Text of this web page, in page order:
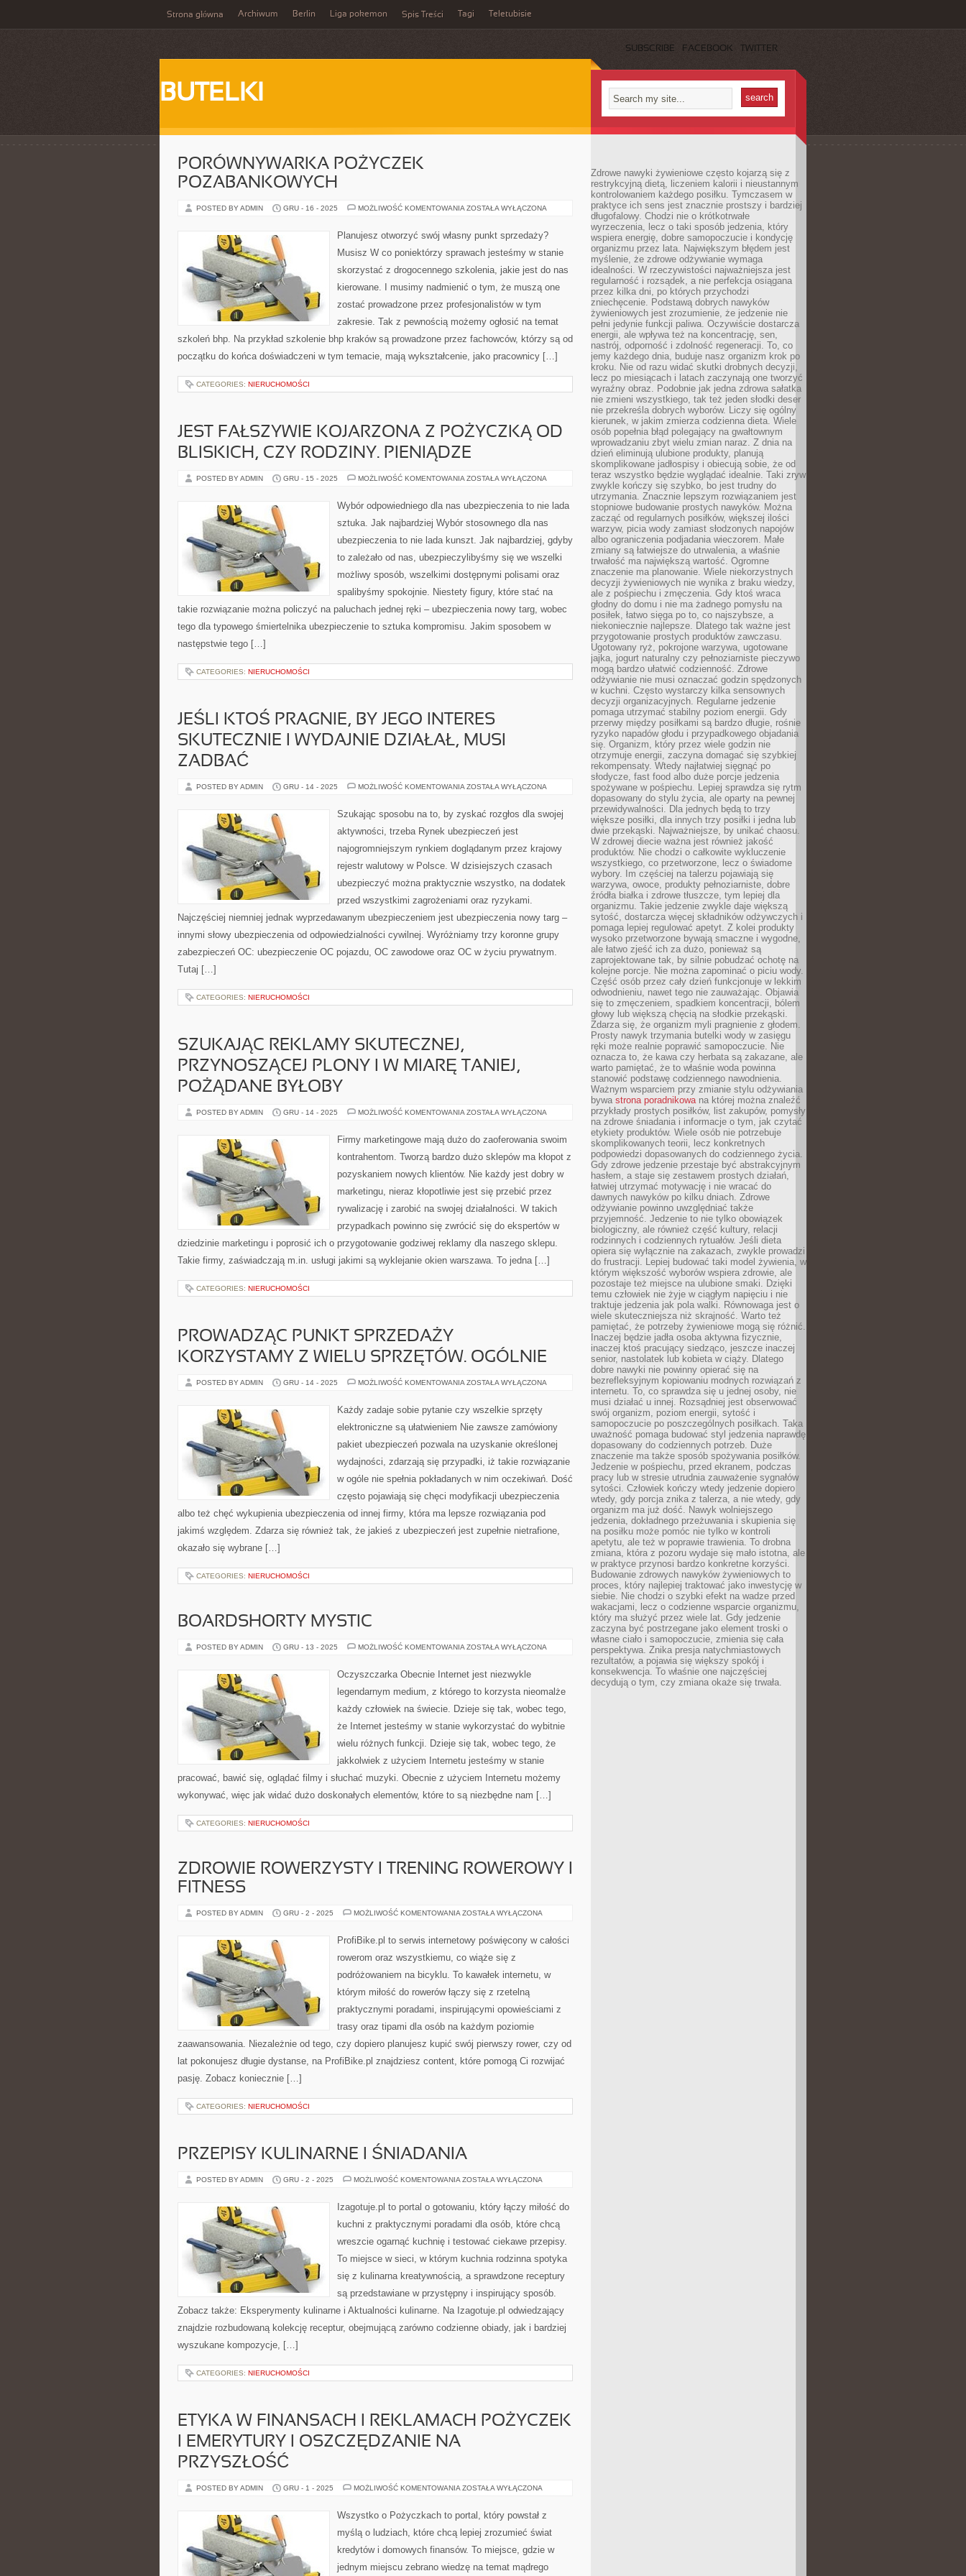
Strona główna Archiwum Berlin Liga pokemon Spis Treści Tagi Teletubisie
SUBSCRIBE FACEBOOK TWITTER
BUTELKI
PORÓWNYWARKA POŻYCZEK
POZABANKOWYCH
POSTED BY ADMIN GRU - 16 - 2025 MOŻLIWOŚĆ KOMENTOWANIA PORÓWNYWARKA
ZOSTAŁA WYŁĄCZONA
Planujesz otworzyć swój własny punkt sprzedaży?
Musisz W co poniektórzy sprawach jesteśmy w stanie
skorzystać z drogocennego szkolenia, jakie jest do nas
kierowane. I musimy nadmienić o tym, że muszą one
zostać prowadzone przez profesjonalistów w tym
zakresie. Tak z pewnością możemy ogłosić na temat
szkoleń bhp. Na przykład szkolenie bhp kraków są prowadzone przez fachowców, którzy są od
początku do końca doświadczeni w tym temacie, mają wykształcenie, jako pracownicy […]
CATEGORIES: NIERUCHOMOŚCI
JEST FAŁSZYWIE KOJARZONA Z POŻYCZKĄ OD
BLISKICH, CZY RODZINY. PIENIĄDZE
POSTED BY ADMIN GRU - 15 - 2025 MOŻLIWOŚĆ KOMENTOWANIA JEST
Z
POŻYCZKĄ
BLISKICH,
RODZINY.
ZOSTAŁA WYŁĄCZONA
Wybór odpowiedniego dla nas ubezpieczenia to nie lada
sztuka. Jak najbardziej Wybór stosownego dla nas
ubezpieczenia to nie lada kunszt. Jak najbardziej, gdyby
to zależało od nas, ubezpieczylibyśmy się we wszelki
możliwy sposób, wszelkimi dostępnymi polisami oraz
spalibyśmy spokojnie. Niestety figury, które stać na
takie rozwiązanie można policzyć na paluchach jednej ręki – ubezpieczenia nowy targ, wobec
tego dla typowego śmiertelnika ubezpieczenie to sztuka kompromisu. Jakim sposobem w
następstwie tego […]
CATEGORIES: NIERUCHOMOŚCI
JEŚLI KTOŚ PRAGNIE, BY JEGO INTERES
SKUTECZNIE I WYDAJNIE DZIAŁAŁ, MUSI
ZADBAĆ
POSTED BY ADMIN GRU - 14 - 2025 MOŻLIWOŚĆ KOMENTOWANIA JEŚLI
BY
JEGO
SKUTECZNIE
WYDAJNIE
MUSI
ZADBAĆ
ZOSTAŁA WYŁĄCZONA
Szukając sposobu na to, by zyskać rozgłos dla swojej
aktywności, trzeba Rynek ubezpieczeń jest
najogromniejszym rynkiem doglądanym przez krajowy
rejestr walutowy w Polsce. W dzisiejszych czasach
ubezpieczyć można praktycznie wszystko, na dodatek
przed wszystkimi zagrożeniami oraz ryzykami.
Najczęściej niemniej jednak wyprzedawanym ubezpieczeniem jest ubezpieczenia nowy targ –
innymi słowy ubezpieczenia od odpowiedzialności cywilnej. Wyróżniamy trzy koronne grupy
zabezpieczeń OC: ubezpieczenie OC pojazdu, OC zawodowe oraz OC w życiu prywatnym.
Tutaj […]
CATEGORIES: NIERUCHOMOŚCI
SZUKAJĄC REKLAMY SKUTECZNEJ,
PRZYNOSZĄCEJ PLONY I W MIARĘ TANIEJ,
POŻĄDANE BYŁOBY
POSTED BY ADMIN GRU - 14 - 2025 MOŻLIWOŚĆ KOMENTOWANIA SZUKAJĄC
PRZYNOSZĄCEJ
PLONY
W
TANIEJ,
BYŁOBY
ZOSTAŁA WYŁĄCZONA
Firmy marketingowe mają dużo do zaoferowania swoim
kontrahentom. Tworzą bardzo dużo sklepów ma kłopot z
pozyskaniem nowych klientów. Nie każdy jest dobry w
marketingu, nieraz kłopotliwie jest się przebić przez
rywalizację i zarobić na swojej działalności. W takich
przypadkach powinno się zwrócić się do ekspertów w
dziedzinie marketingu i poprosić ich o przygotowanie godziwej reklamy dla naszego sklepu.
Takie firmy, zaświadczają m.in. usługi jakimi są wyklejanie okien warszawa. To jedna […]
CATEGORIES: NIERUCHOMOŚCI
PROWADZĄC PUNKT SPRZEDAŻY
KORZYSTAMY Z WIELU SPRZĘTÓW. OGÓLNIE
POSTED BY ADMIN GRU - 14 - 2025 MOŻLIWOŚĆ KOMENTOWANIA PROWADZĄC
KORZYSTAMY
Z
SPRZĘTÓW.
ZOSTAŁA WYŁĄCZONA
Każdy zadaje sobie pytanie czy wszelkie sprzęty
elektroniczne są ułatwieniem Nie zawsze zamówiony
pakiet ubezpieczeń pozwala na uzyskanie określonej
wydajności, zdarzają się przypadki, iż takie rozwiązanie
w ogóle nie spełnia pokładanych w nim oczekiwań. Dość
często pojawiają się chęci modyfikacji ubezpieczenia
albo też chęć wykupienia ubezpieczenia od innej firmy, która ma lepsze rozwiązania pod
jakimś względem. Zdarza się również tak, że jakieś z ubezpieczeń jest zupełnie nietrafione,
okazało się wybrane […]
CATEGORIES: NIERUCHOMOŚCI
BOARDSHORTY MYSTIC
POSTED BY ADMIN GRU - 13 - 2025 MOŻLIWOŚĆ KOMENTOWANIA BOARDSHORTY
ZOSTAŁA WYŁĄCZONA
Oczyszczarka Obecnie Internet jest niezwykle
legendarnym medium, z którego to korzysta nieomalże
każdy człowiek na świecie. Dzieje się tak, wobec tego,
że Internet jesteśmy w stanie wykorzystać do wybitnie
wielu różnych funkcji. Dzieje się tak, wobec tego, że
jakkolwiek z użyciem Internetu jesteśmy w stanie
pracować, bawić się, oglądać filmy i słuchać muzyki. Obecnie z użyciem Internetu możemy
wykonywać, więc jak widać dużo doskonałych elementów, które to są niezbędne nam […]
CATEGORIES: NIERUCHOMOŚCI
ZDROWIE ROWERZYSTY I TRENING ROWEROWY I
FITNESS
POSTED BY ADMIN GRU - 2 - 2025 MOŻLIWOŚĆ KOMENTOWANIA ZDROWIE
TRENING
ROWEROWY
FITNESS
ZOSTAŁA WYŁĄCZONA
ProfiBike.pl to serwis internetowy poświęcony w całości
rowerom oraz wszystkiemu, co wiąże się z
podróżowaniem na bicyklu. To kawałek internetu, w
którym miłość do rowerów łączy się z rzetelną
praktycznymi poradami, inspirującymi opowieściami z
trasy oraz tipami dla osób na każdym poziomie
zaawansowania. Niezależnie od tego, czy dopiero planujesz kupić swój pierwszy rower, czy od
lat pokonujesz długie dystanse, na ProfiBike.pl znajdziesz content, które pomogą Ci rozwijać
pasję. Zobacz koniecznie […]
CATEGORIES: NIERUCHOMOŚCI
PRZEPISY KULINARNE I ŚNIADANIA
POSTED BY ADMIN GRU - 2 - 2025 MOŻLIWOŚĆ KOMENTOWANIA PRZEPISY
ŚNIADANIA
ZOSTAŁA WYŁĄCZONA
Izagotuje.pl to portal o gotowaniu, który łączy miłość do
kuchni z praktycznymi poradami dla osób, które chcą
wreszcie ogarnąć kuchnię i testować ciekawe przepisy.
To miejsce w sieci, w którym kuchnia rodzinna spotyka
się z kulinarna kreatywnością, a sprawdzone receptury
są przedstawiane w przystępny i inspirujący sposób.
Zobacz także: Eksperymenty kulinarne i Aktualności kulinarne. Na Izagotuje.pl odwiedzający
znajdzie rozbudowaną kolekcję receptur, obejmującą zarówno codzienne obiady, jak i bardziej
wyszukane kompozycje, […]
CATEGORIES: NIERUCHOMOŚCI
ETYKA W FINANSACH I REKLAMACH POŻYCZEK
I EMERYTURY I OSZCZĘDZANIE NA
PRZYSZŁOŚĆ
POSTED BY ADMIN GRU - 1 - 2025 MOŻLIWOŚĆ KOMENTOWANIA ETYKA
REKLAMACH
I
I
NA
PRZYSZŁOŚĆ
ZOSTAŁA WYŁĄCZONA
Wszystko o Pożyczkach to portal, który powstał z
myślą o ludziach, które chcą lepiej zrozumieć świat
kredytów i domowych finansów. To miejsce, gdzie w
jednym miejscu zebrano wiedzę na temat mądrego
Zdrowe nawyki żywieniowe często kojarzą się z
restrykcyjną dietą, liczeniem kalorii i nieustannym
kontrolowaniem każdego posiłku. Tymczasem w
praktyce ich sens jest znacznie prostszy i bardziej
długofalowy. Chodzi nie o krótkotrwałe
wyrzeczenia, lecz o taki sposób jedzenia, który
wspiera energię, dobre samopoczucie i kondycję
organizmu przez lata. Największym błędem jest
myślenie, że zdrowe odżywianie wymaga
idealności. W rzeczywistości najważniejsza jest
regularność i rozsądek, a nie perfekcja osiągana
przez kilka dni, po których przychodzi
zniechęcenie. Podstawą dobrych nawyków
żywieniowych jest zrozumienie, że jedzenie nie
pełni jedynie funkcji paliwa. Oczywiście dostarcza
energii, ale wpływa też na koncentrację, sen,
nastrój, odporność i zdolność regeneracji. To, co
jemy każdego dnia, buduje nasz organizm krok po
kroku. Nie od razu widać skutki drobnych decyzji,
lecz po miesiącach i latach zaczynają one tworzyć
wyraźny obraz. Podobnie jak jedna zdrowa sałatka
nie zmieni wszystkiego, tak też jeden słodki deser
nie przekreśla dobrych wyborów. Liczy się ogólny
kierunek, w jakim zmierza codzienna dieta. Wiele
osób popełnia błąd polegający na gwałtownym
wprowadzaniu zbyt wielu zmian naraz. Z dnia na
dzień eliminują ulubione produkty, planują
skomplikowane jadłospisy i obiecują sobie, że od
teraz wszystko będzie wyglądać idealnie. Taki zryw
zwykle kończy się szybko, bo jest trudny do
utrzymania. Znacznie lepszym rozwiązaniem jest
stopniowe budowanie prostych nawyków. Można
zacząć od regularnych posiłków, większej ilości
warzyw, picia wody zamiast słodzonych napojów
albo ograniczenia podjadania wieczorem. Małe
zmiany są łatwiejsze do utrwalenia, a właśnie
trwałość ma największą wartość. Ogromne
znaczenie ma planowanie. Wiele niekorzystnych
decyzji żywieniowych nie wynika z braku wiedzy,
ale z pośpiechu i zmęczenia. Gdy ktoś wraca
głodny do domu i nie ma żadnego pomysłu na
posiłek, łatwo sięga po to, co najszybsze, a
niekoniecznie najlepsze. Dlatego tak ważne jest
przygotowanie prostych produktów zawczasu.
Ugotowany ryż, pokrojone warzywa, ugotowane
jajka, jogurt naturalny czy pełnoziarniste pieczywo
mogą bardzo ułatwić codzienność. Zdrowe
odżywianie nie musi oznaczać godzin spędzonych
w kuchni. Często wystarczy kilka sensownych
decyzji organizacyjnych. Regularne jedzenie
pomaga utrzymać stabilny poziom energii. Gdy
przerwy między posiłkami są bardzo długie, rośnie
ryzyko napadów głodu i przypadkowego objadania
się. Organizm, który przez wiele godzin nie
otrzymuje energii, zaczyna domagać się szybkiej
rekompensaty. Wtedy najłatwiej sięgnąć po
słodycze, fast food albo duże porcje jedzenia
spożywane w pośpiechu. Lepiej sprawdza się rytm
dopasowany do stylu życia, ale oparty na pewnej
przewidywalności. Dla jednych będą to trzy
większe posiłki, dla innych trzy posiłki i jedna lub
dwie przekąski. Najważniejsze, by unikać chaosu.
W zdrowej diecie ważna jest również jakość
produktów. Nie chodzi o całkowite wykluczenie
wszystkiego, co przetworzone, lecz o świadome
wybory. Im częściej na talerzu pojawiają się
warzywa, owoce, produkty pełnoziarniste, dobre
źródła białka i zdrowe tłuszcze, tym lepiej dla
organizmu. Takie jedzenie zwykle daje większą
sytość, dostarcza więcej składników odżywczych i
pomaga lepiej regulować apetyt. Z kolei produkty
wysoko przetworzone bywają smaczne i wygodne,
ale łatwo zjeść ich za dużo, ponieważ są
zaprojektowane tak, by silnie pobudzać ochotę na
kolejne porcje. Nie można zapominać o piciu wody.
Część osób przez cały dzień funkcjonuje w lekkim
odwodnieniu, nawet tego nie zauważając. Objawia
się to zmęczeniem, spadkiem koncentracji, bólem
głowy lub większą chęcią na słodkie przekąski.
Zdarza się, że organizm myli pragnienie z głodem.
Prosty nawyk trzymania butelki wody w zasięgu
ręki może realnie poprawić samopoczucie. Nie
oznacza to, że kawa czy herbata są zakazane, ale
warto pamiętać, że to właśnie woda powinna
stanowić podstawę codziennego nawodnienia.
Ważnym wsparciem przy zmianie stylu odżywiania
bywa strona poradnikowana której można znaleźć
przykłady prostych posiłków, list zakupów, pomysły
na zdrowe śniadania i informacje o tym, jak czytać
etykiety produktów. Wiele osób nie potrzebuje
skomplikowanych teorii, lecz konkretnych
podpowiedzi dopasowanych do codziennego życia.
Gdy zdrowe jedzenie przestaje być abstrakcyjnym
hasłem, a staje się zestawem prostych działań,
łatwiej utrzymać motywację i nie wracać do
dawnych nawyków po kilku dniach. Zdrowe
odżywianie powinno uwzględniać także
przyjemność. Jedzenie to nie tylko obowiązek
biologiczny, ale również część kultury, relacji
rodzinnych i codziennych rytuałów. Jeśli dieta
opiera się wyłącznie na zakazach, zwykle prowadzi
do frustracji. Lepiej budować taki model żywienia, w
którym większość wyborów wspiera zdrowie, ale
pozostaje też miejsce na ulubione smaki. Dzięki
temu człowiek nie żyje w ciągłym napięciu i nie
traktuje jedzenia jak pola walki. Równowaga jest o
wiele skuteczniejsza niż skrajność. Warto też
pamiętać, że potrzeby żywieniowe mogą się różnić.
Inaczej będzie jadła osoba aktywna fizycznie,
inaczej ktoś pracujący siedząco, jeszcze inaczej
senior, nastolatek lub kobieta w ciąży. Dlatego
dobre nawyki nie powinny opierać się na
bezrefleksyjnym kopiowaniu modnych rozwiązań z
internetu. To, co sprawdza się u jednej osoby, nie
musi działać u innej. Rozsądniej jest obserwować
swój organizm, poziom energii, sytość i
samopoczucie po poszczególnych posiłkach. Taka
uważność pomaga budować styl jedzenia naprawdę
dopasowany do codziennych potrzeb. Duże
znaczenie ma także sposób spożywania posiłków.
Jedzenie w pośpiechu, przed ekranem, podczas
pracy lub w stresie utrudnia zauważenie sygnałów
sytości. Człowiek kończy wtedy jedzenie dopiero
wtedy, gdy porcja znika z talerza, a nie wtedy, gdy
organizm ma już dość. Nawyk wolniejszego
jedzenia, dokładnego przeżuwania i skupienia się
na posiłku może pomóc nie tylko w kontroli
apetytu, ale też w poprawie trawienia. To drobna
zmiana, która z pozoru wydaje się mało istotna, ale
w praktyce przynosi bardzo konkretne korzyści.
Budowanie zdrowych nawyków żywieniowych to
proces, który najlepiej traktować jako inwestycję w
siebie. Nie chodzi o szybki efekt na wadze przed
wakacjami, lecz o codzienne wsparcie organizmu,
który ma służyć przez wiele lat. Gdy jedzenie
zaczyna być postrzegane jako element troski o
własne ciało i samopoczucie, zmienia się cała
perspektywa. Znika presja natychmiastowych
rezultatów, a pojawia się większy spokój i
konsekwencja. To właśnie one najczęściej
decydują o tym, czy zmiana okaże się trwała.